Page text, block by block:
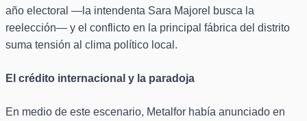
año electoral —la intendenta Sara Majorel busca la
reelección— y el conflicto en la principal fábrica del distrito
suma tensión al clima político local.
El crédito internacional y la paradoja
En medio de este escenario, Metalfor había anunciado en